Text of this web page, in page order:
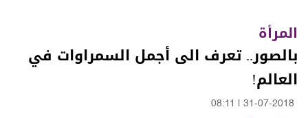
المرأة
بالصور.. تعرف الى أجمل السمراوات في
العالم!
31-07-2018
08:11